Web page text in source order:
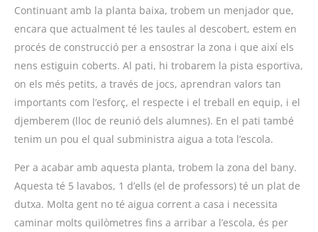
Continuant amb la planta baixa, trobem un menjador que,
encara que actualment té les taules al descobert, estem en
procés de construcció per a ensostrar la zona i que així els
nens estiguin coberts. Al pati, hi trobarem la pista esportiva,
on els més petits, a través de jocs, aprendran valors tan
importants com l’esforç, el respecte i el treball en equip, i el
djemberem (lloc de reunió dels alumnes). En el pati també
tenim un pou el qual subministra aigua a tota l’escola.
Per a acabar amb aquesta planta, trobem la zona del bany.
Aquesta té 5 lavabos, 1 d’ells (el de professors) té un plat de
dutxa. Molta gent no té aigua corrent a casa i necessita
caminar molts quilòmetres fins a arribar a l’escola, és per